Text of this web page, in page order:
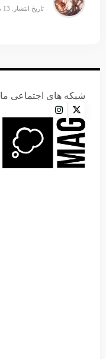
تاریخ انتشار: 13 مرداد 1405
شبکه های اجتماعی ما